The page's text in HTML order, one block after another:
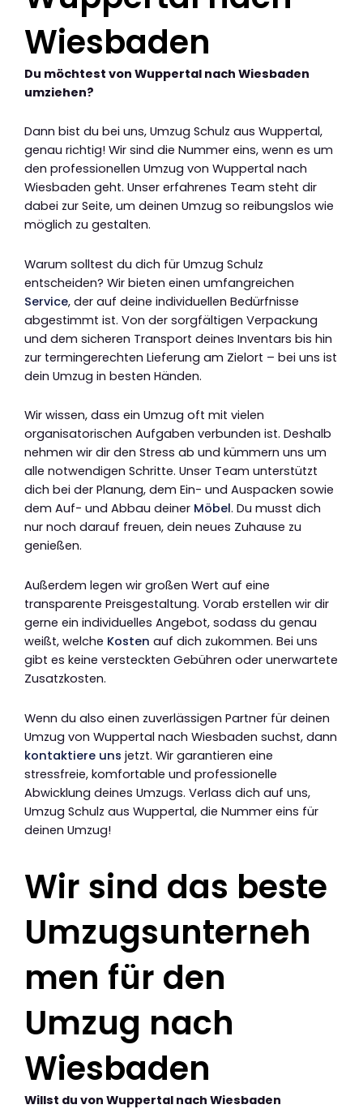
Wiesbaden
Du möchtest von Wuppertal nach Wiesbaden
umziehen?
Dann bist du bei uns, Umzug Schulz aus Wuppertal,
genau richtig! Wir sind die Nummer eins, wenn es um
den professionellen Umzug von Wuppertal nach
Wiesbaden geht. Unser erfahrenes Team steht dir
dabei zur Seite, um deinen Umzug so reibungslos wie
möglich zu gestalten.
Warum solltest du dich für Umzug Schulz
entscheiden? Wir bieten einen umfangreichen
Service, der auf deine individuellen Bedürfnisse
abgestimmt ist. Von der sorgfältigen Verpackung
und dem sicheren Transport deines Inventars bis hin
zur termingerechten Lieferung am Zielort – bei uns ist
dein Umzug in besten Händen.
Wir wissen, dass ein Umzug oft mit vielen
organisatorischen Aufgaben verbunden ist. Deshalb
nehmen wir dir den Stress ab und kümmern uns um
alle notwendigen Schritte. Unser Team unterstützt
dich bei der Planung, dem Ein- und Auspacken sowie
dem Auf- und Abbau deiner Möbel. Du musst dich
nur noch darauf freuen, dein neues Zuhause zu
genießen.
Außerdem legen wir großen Wert auf eine
transparente Preisgestaltung. Vorab erstellen wir dir
gerne ein individuelles Angebot, sodass du genau
weißt, welche Kosten auf dich zukommen. Bei uns
gibt es keine versteckten Gebühren oder unerwartete
Zusatzkosten.
Wenn du also einen zuverlässigen Partner für deinen
Umzug von Wuppertal nach Wiesbaden suchst, dann
kontaktiere uns jetzt. Wir garantieren eine
stressfreie, komfortable und professionelle
Abwicklung deines Umzugs. Verlass dich auf uns,
Umzug Schulz aus Wuppertal, die Nummer eins für
deinen Umzug!
Wir sind das beste
Umzugsunterneh
men für den
Umzug nach
Wiesbaden
Willst du von Wuppertal nach Wiesbaden